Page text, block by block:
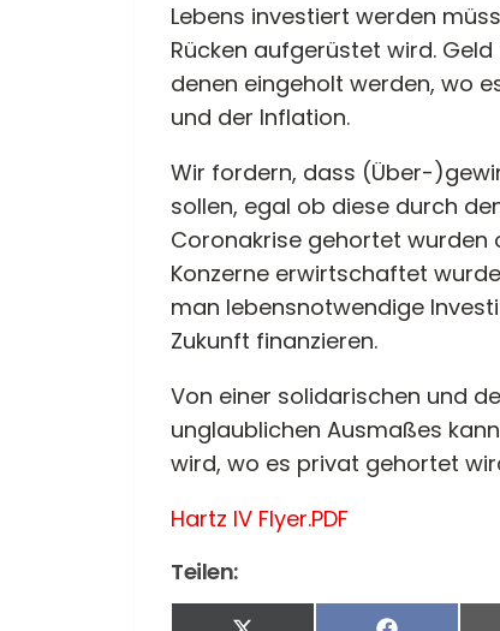
Lebens investiert werden
Rücken aufgerüstet wird.
denen eingeholt werden, wo
und der Inflation.
Wir fordern, dass (Über-
sollen, egal ob diese durch
Coronakrise gehortet wurden
Konzerne erwirtschaftet
man lebensnotwendige
Zukunft finanzieren.
Von einer solidarischen und
unglaublichen Ausmaßes
wird, wo es privat gehortet
Hartz IV Flyer.PDF
Teilen: